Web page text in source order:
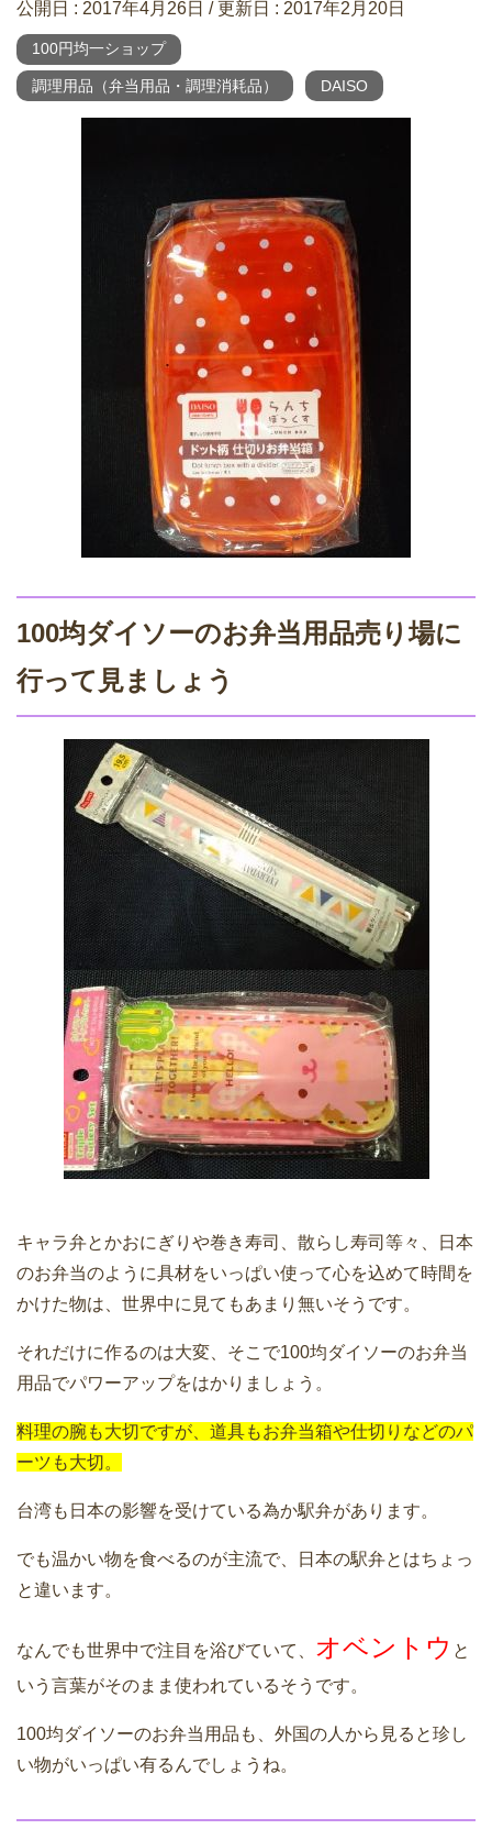
公開日 : 2017年4月26日 / 更新日 : 2017年2月20日
100円均一ショップ
調理用品（弁当用品・調理消耗品） DAISO
100均ダイソーのお弁当用品売り場に
行って見ましょう
キャラ弁とかおにぎりや巻き寿司、散らし寿司等々、日本
のお弁当のように具材をいっぱい使って心を込めて時間を
かけた物は、世界中に見てもあまり無いそうです。
それだけに作るのは大変、そこで100均ダイソーのお弁当
用品でパワーアップをはかりましょう。
料理の腕も大切ですが、道具もお弁当箱や仕切りなどのパ
ーツも大切。
台湾も日本の影響を受けている為か駅弁があります。
でも温かい物を食べるのが主流で、日本の駅弁とはちょっ
と違います。
なんでも世界中で注目を浴びていて、 オベントウ と
いう言葉がそのまま使われているそうです。
100均ダイソーのお弁当用品も、外国の人から見ると珍し
い物がいっぱい有るんでしょうね。